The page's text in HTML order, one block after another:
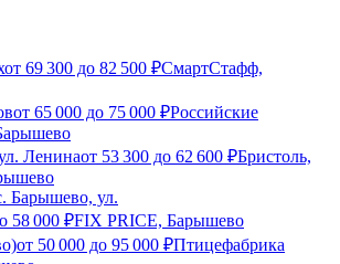
от 69 300 до 82 500 ₽СмартСтафф,
от 65 000 до 75 000 ₽Российские
Ленинаот 53 300 до 62 600 ₽Бристоль,
Барышево, ул.
58 000 ₽FIX PRICE, Барышево
от 50 000 до 95 000 ₽Птицефабрика